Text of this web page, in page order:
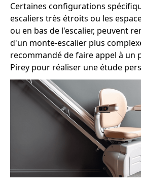
Certaines configurations
escaliers très étroits ou les
ou en bas de l'escalier, peuvent
d'un monte-escalier plus
recommandé de faire appel à un
Pirey pour réaliser une étude